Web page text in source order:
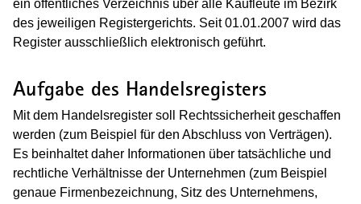
ein öffentliches Verzeichnis über alle Kaufleute im Bezirk
des jeweiligen Registergerichts. Seit 01.01.2007 wird das
Register ausschließlich elektronisch geführt.
Aufgabe des Handelsregisters
Mit dem Handelsregister soll Rechtssicherheit geschaffen
werden (zum Beispiel für den Abschluss von Verträgen).
Es beinhaltet daher Informationen über tatsächliche und
rechtliche Verhältnisse der Unternehmen (zum Beispiel
genaue Firmenbezeichnung, Sitz des Unternehmens,